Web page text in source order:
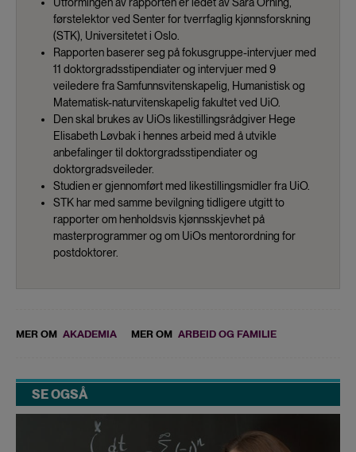
førstelektor ved Senter for tverrfaglig kjønnsforskning
(STK), Universitetet i Oslo.
Rapporten baserer seg på fokusgruppe-intervjuer med
11 doktorgradsstipendiater og intervjuer med 9
veiledere fra Samfunnsvitenskapelig, Humanistisk og
Matematisk-naturvitenskapelig fakultet ved UiO.
Den skal brukes av UiOs likestillingsrådgiver Hege
Elisabeth Løvbak i hennes arbeid med å utvikle
anbefalinger til doktorgradsstipendiater og
doktorgradsveileder.
Studien er gjennomført med likestillingsmidler fra UiO.
STK har med samme bevilgning tidligere utgitt to
rapporter om henholdsvis kjønnsskjevhet på
masterprogrammer og om UiOs mentorordning for
postdoktorer.
MER OM AKADEMIA MER OM ARBEID OG FAMILIE
SE OGSÅ